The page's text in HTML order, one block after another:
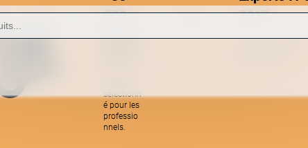
000
référe
sélectionn
é pour les
professio
nnels.
2017